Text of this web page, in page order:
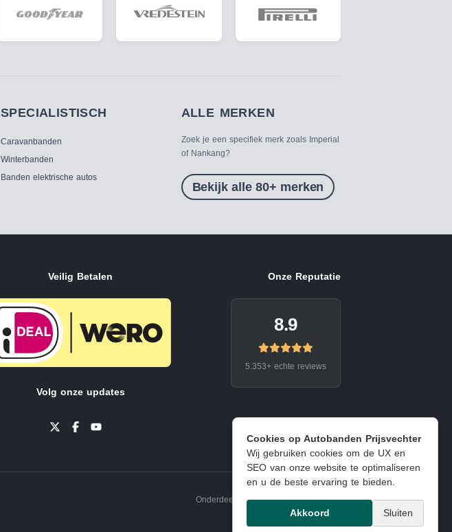
Cookies op Autobanden Prijsvechter
Wij gebruiken cookies om de UX en
SEO van onze website te optimaliseren
en u de beste ervaring te bieden.
Akkoord Sluiten
SPECIALISTISCH
Caravanbanden
Winterbanden
Banden elektrische autos
ALLE MERKEN
Zoek je een specifiek merk zoals Imperial
of Nankang?
Bekijk alle 80+ merken
Veilig Betalen
Volg onze updates
Onze Reputatie
8.9
5.353+ echte reviews
Onderdeel van EJ Banden Oosterhout